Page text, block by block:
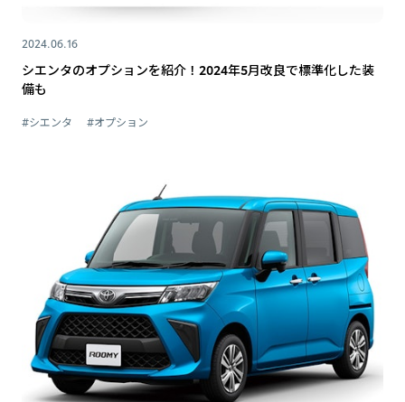
2024.06.16
シエンタのオプションを紹介！2024年5月改良で標準化した装
備も
#シエンタ #オプション